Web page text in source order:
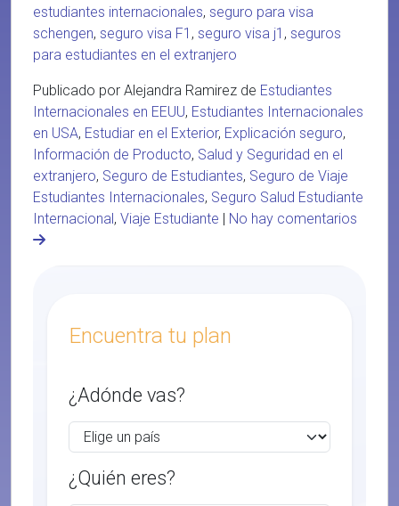
estudiantes internacionales, seguro para visa
schengen, seguro visa F1 , seguro visa j1 , seguros
para estudiantes en el extranjero
Publicado por Alejandra Ramirez de Estudiantes
Internacionales en EEUU, Estudiantes Internacionales
en USA, Estudiar en el Exterior, Explicación seguro,
Información de Producto, Salud y Seguridad en el
extranjero, Seguro de Estudiantes, Seguro de Viaje
Estudiantes Internacionales, Seguro Salud Estudiante
Internacional, Viaje Estudiante | No hay comentarios
Encuentra tu plan
¿Adónde vas?
¿Quién eres?